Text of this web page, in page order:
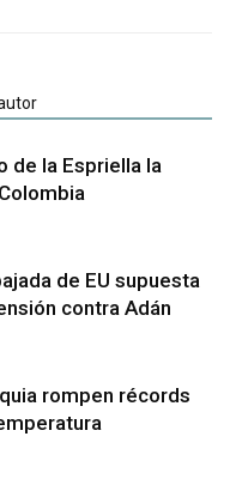
de la Espriella la
de EU supuesta
contra Adán
rompen récords